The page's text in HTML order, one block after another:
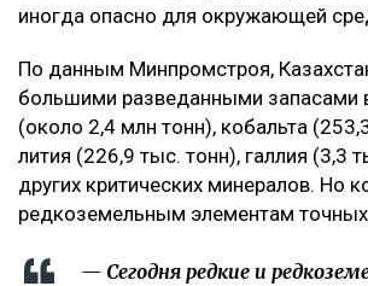
иногда опасно для окружающей
По данным Минпромстроя,
большими разведанными запасами
(около 2,4 млн тонн), кобальта
лития (226,9 тыс. тонн), галлия (3,3
других критических минералов. Но
редкоземельным элементам
— Сегодня редкие и